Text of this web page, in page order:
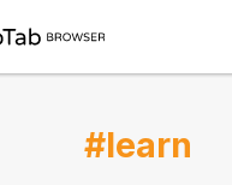
#learn